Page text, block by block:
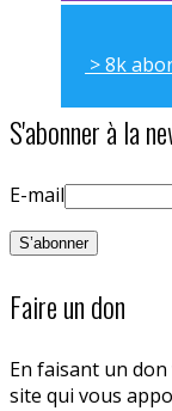
> 11k
> 8k
S'abonner à la
E-mail
Faire un don
En faisant un
site qui vous